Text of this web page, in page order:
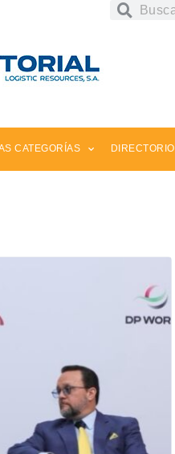
CATEGORÍAS DIRECTORIO